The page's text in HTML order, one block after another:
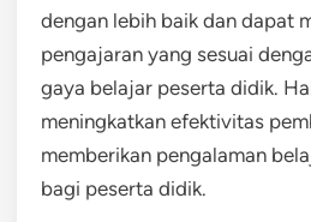
dengan lebih baik dan dapat
pengajaran yang sesuai
gaya belajar peserta didik.
meningkatkan efektivitas
memberikan pengalaman
bagi peserta didik.